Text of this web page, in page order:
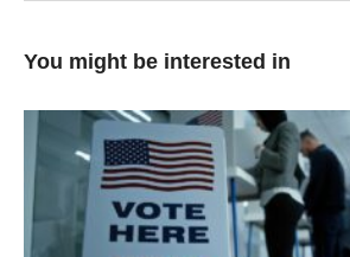
You might be interested in